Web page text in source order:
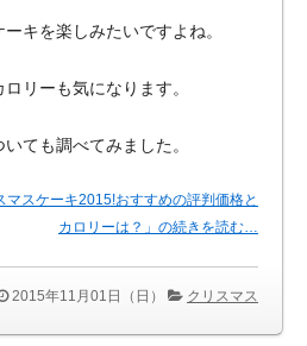
キを楽しみたいですよね。
リーも気になります。
ても調べてみました。
マスケーキ2015!おすすめの評判価格と
カロリーは？」の続きを読む…
2015年11月01日（日） クリスマス